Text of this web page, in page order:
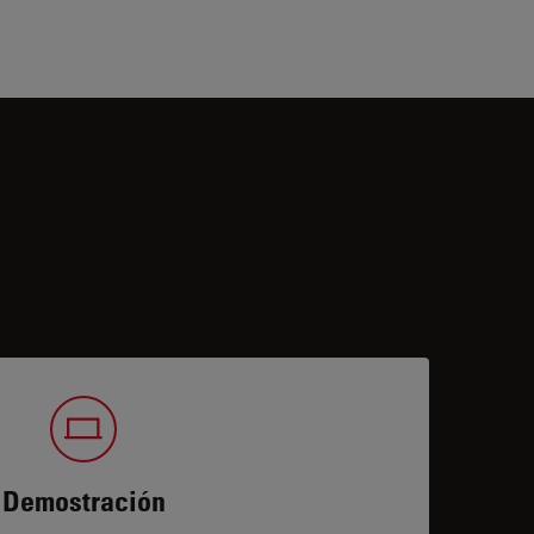
Demostración